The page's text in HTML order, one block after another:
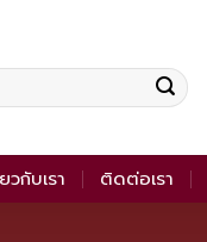
วกับเรา ติดต่อเรา